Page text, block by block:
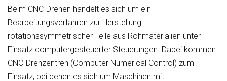
Beim CNC-Drehen handelt es sich um ein
Bearbeitungsverfahren zur Herstellung
rotationssymmetrischer Teile aus Rohmaterialien unter
Einsatz computergesteuerter Steuerungen. Dabei kommen
CNC-Drehzentren (Computer Numerical Control) zum
Einsatz, bei denen es sich um Maschinen mit